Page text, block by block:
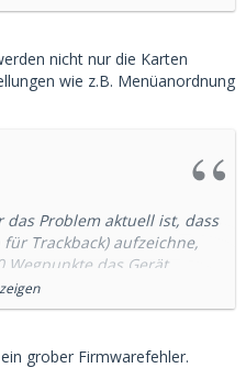
nicht nur die Karten
wie z.B. Menüanordnung
das Problem aktuell ist, dass
Trackback) aufzeichne,
Wegpunkte das Gerät
zu löschen, wenn ich nicht
Das ganze könnte
grober Firmwarefehler.